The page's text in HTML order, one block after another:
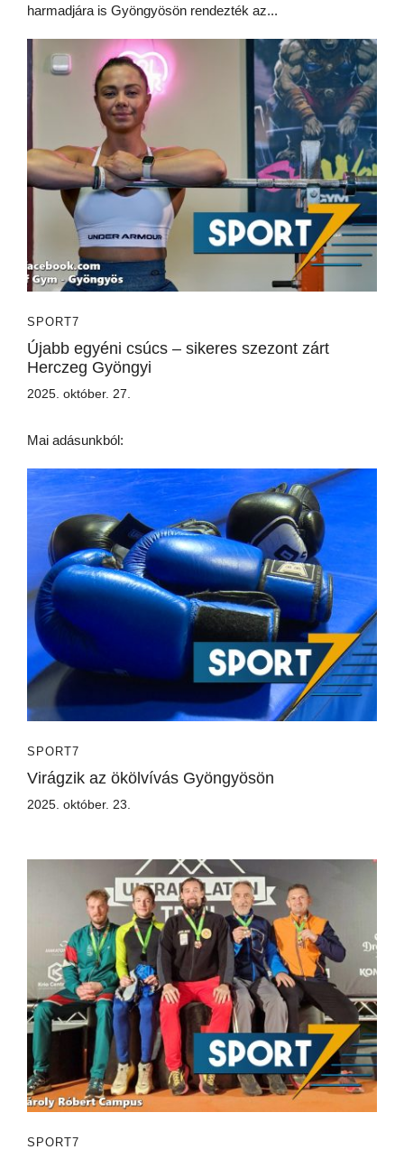
harmadjára is Gyöngyösön rendezték az...
SPORT7
Újabb egyéni csúcs – sikeres szezont zárt
Herczeg Gyöngyi
2025. október. 27.
Mai adásunkból:
SPORT7
Virágzik az ökölvívás Gyöngyösön
2025. október. 23.
SPORT7